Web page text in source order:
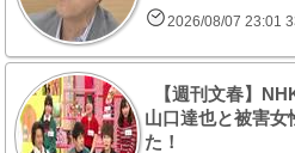
2026/08/07 23:01
【週刊文春】
山口達也と被害女
た！